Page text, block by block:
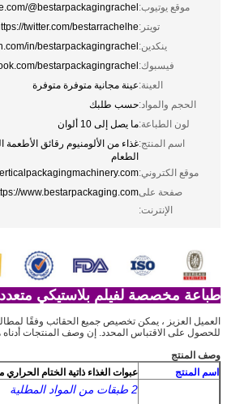
موقع يوتيوب:@bestarpackagingrachel
تويتر:twitter.com/bestarrachelhe
ينكدين:in/bestarpackagingrachel
فيسبوك:bestarpackagingrachel
العينة:عينة مجانية متوفرة متوفرة
الحجم والمواد:حسب طلبك
لون الطباعة:ما يصل إلى 10 ألوان
اسم المنتج:غذاء من الألومنيوم رقائق الأطعمة
الطعام
موقع الكتروني:
صفحة على
الإنترنت:
www.bestarpackaging.com
طباعة مخصصة لفيلم بلاستيكي
العميل العزيز ، يمكن تخصيص جميع الحقائب وفقًا
للحصول على الاقتباس المحدد. إن وصف المنتجات
وصف المنتج
اسم المنتج
عبوات الغذاء ذاتية الختام الحراري
2 طبقات من المواد المطلية